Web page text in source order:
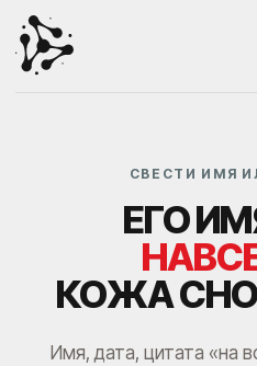
СВЕСТИ ИМЯ
ЕГО
КОЖА
Имя, дата, цитата «на